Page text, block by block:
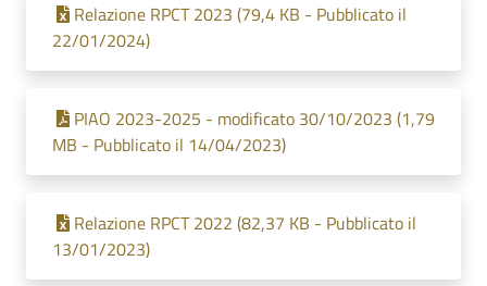
Relazione RPCT 2023 (79,4 KB - Pubblicato il
22/01/2024)
PIAO 2023-2025 - modificato 30/10/2023 (1,79
MB - Pubblicato il 14/04/2023)
Relazione RPCT 2022 (82,37 KB - Pubblicato il
13/01/2023)